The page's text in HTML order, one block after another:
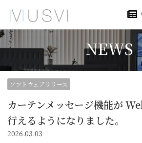
NEWS
ソフトウェアリリース
カーテンメッセージ機能が
行えるようになりました。
2026.03.03